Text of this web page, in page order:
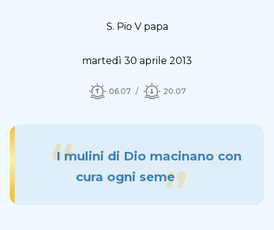
S. Pio V papa
martedì 30 aprile 2013
06.07 20.07
I mulini di Dio macinano con
cura ogni seme